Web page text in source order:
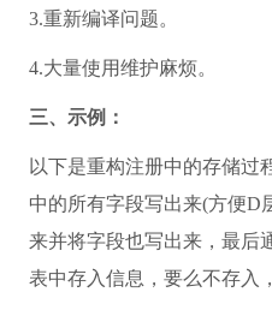
3.重新编译问题。
4.大量使用维护麻烦。
三、示例：
以下是重构注册中的存储过
中的所有字段写出来(方便D
来并将字段也写出来，最后
表中存入信息，要么不存入